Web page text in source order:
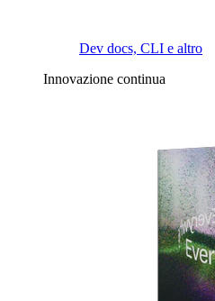
Dev docs, CLI e altro
Innovazione continua